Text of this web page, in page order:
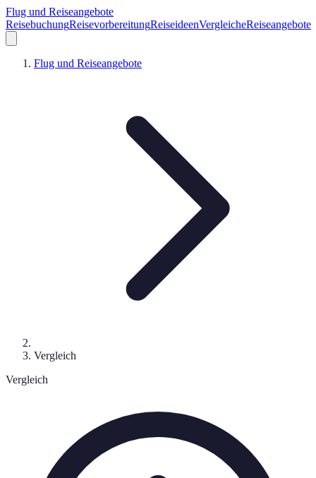
Flug und Reiseangebote
ReisebuchungReisevorbereitungReiseideenVergleicheReiseangebote
Flug und Reiseangebote
Vergleich
Vergleich